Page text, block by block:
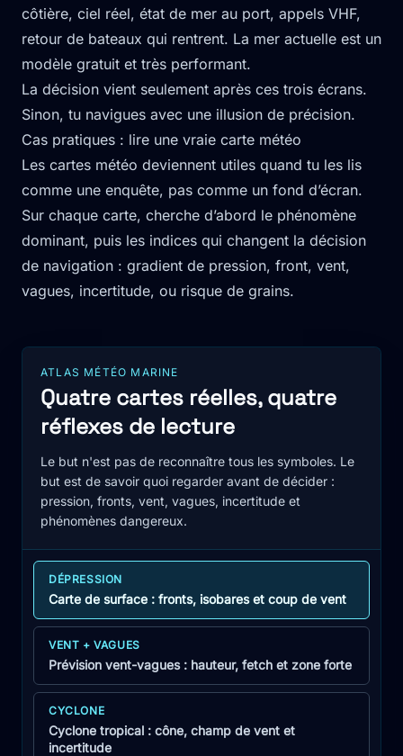
côtière, ciel réel, état de mer au port, appels VHF,
retour de bateaux qui rentrent. La mer actuelle est un
modèle gratuit et très performant.
La décision vient seulement après ces trois écrans.
Sinon, tu navigues avec une illusion de précision.
Cas pratiques : lire une vraie carte météo
Les cartes météo deviennent utiles quand tu les lis
comme une enquête, pas comme un fond d’écran.
Sur chaque carte, cherche d’abord le phénomène
dominant, puis les indices qui changent la décision
de navigation : gradient de pression, front, vent,
vagues, incertitude, ou risque de grains.
ATLAS MÉTÉO MARINE
Quatre cartes réelles, quatre
réflexes de lecture
Le but n'est pas de reconnaître tous les symboles. Le
but est de savoir quoi regarder avant de décider :
pression, fronts, vent, vagues, incertitude et
phénomènes dangereux.
DÉPRESSION
Carte de surface : fronts, isobares et coup de vent
VENT + VAGUES
Prévision vent-vagues : hauteur, fetch et zone forte
CYCLONE
Cyclone tropical : cône, champ de vent et
incertitude